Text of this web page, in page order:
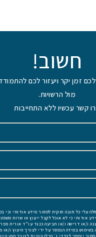
חשוב!
לכם זמן יקר ויעזור לכם
מול הרשויות.
קשר עכשיו ללא התחייבות
עלי כל חובה חוקית למסור מידע אודותי וכי
אודותי כי לא אוכל לקבל ייעוץ או שרות
ו/או דרישה ו/או תביעה כנגד עו"ד אורית
בשימוש במידה הנמסר על ידי לצורך היעוץ ו/או